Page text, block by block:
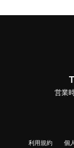
営業
利用規約 個